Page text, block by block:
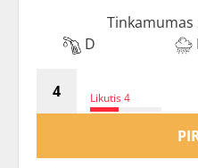
D
Likutis 4